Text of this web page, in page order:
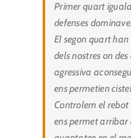
Primer quart
defenses
El segon quart
dels nostres on
agressiva
ens permetien
Controlem el
ens permet